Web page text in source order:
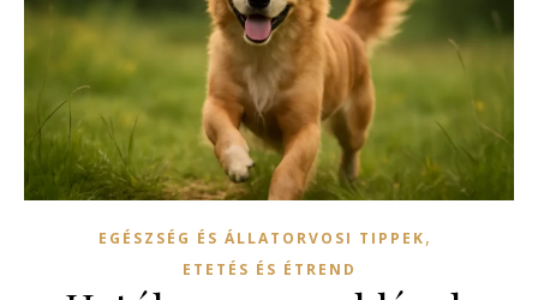
EGÉSZSÉG ÉS ÁLLATORVOSI TIPPEK,
ETETÉS ÉS ÉTREND